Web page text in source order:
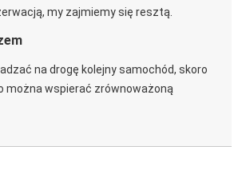
my zajmiemy się resztą.
na drogę kolejny samochód, skoro
można wspierać zrównoważoną